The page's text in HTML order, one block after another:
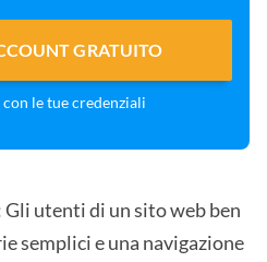
GRATUITO
con le tue credenziali
Gli utenti di un sito web ben
semplici e una navigazione